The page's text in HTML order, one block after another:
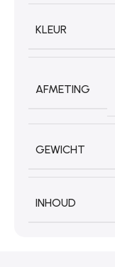
KLEUR
AFMETING
GEWICHT
INHOUD